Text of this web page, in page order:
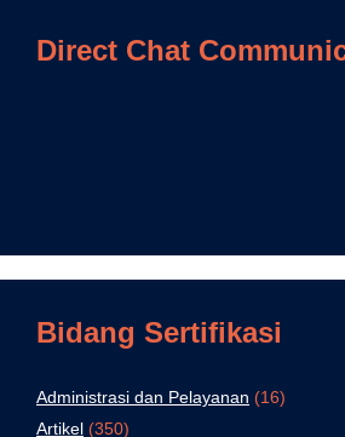
Direct Chat
Bidang Sertifikasi
Administrasi dan Pelayanan (16)
Artikel (350)